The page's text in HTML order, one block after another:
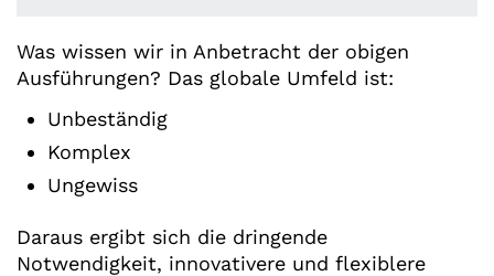
Was wissen wir in Anbetracht der obigen
Ausführungen? Das globale Umfeld ist:
Unbeständig
Komplex
Ungewiss
Daraus ergibt sich die dringende
Notwendigkeit, innovativere und flexiblere